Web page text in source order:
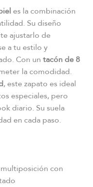
es la combinación
Su diseño
ajustarlo de
a tu estilo y
Con un tacón de 8
la comodidad.
, este zapato es ideal
especiales, pero
diario. Su suela
en cada paso.
con